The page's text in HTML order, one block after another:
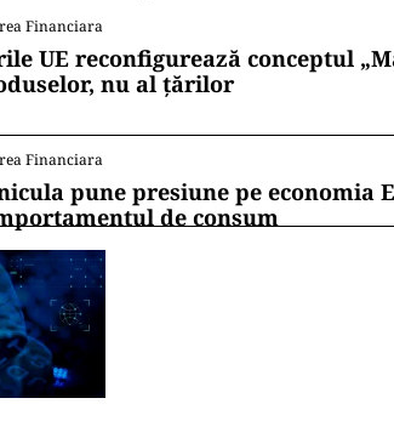
Financiara
UE reconfigurează conceptul
nu al țărilor
Financiara
pune presiune pe economia
de consum